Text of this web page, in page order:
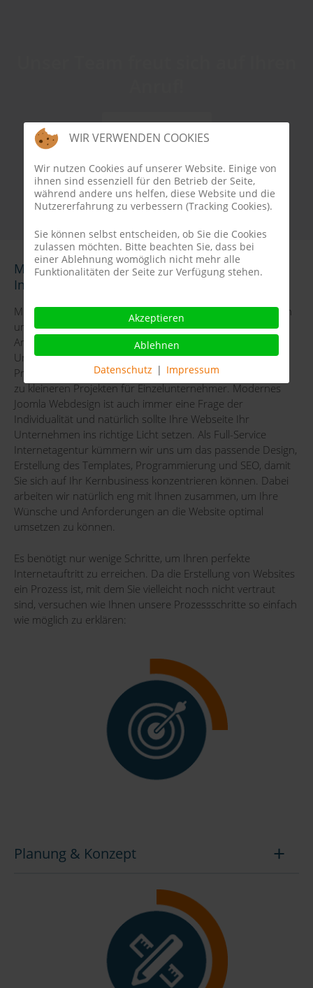
ZUM KONTAKT
Mit Joomla in wenigen Schritten zum perfekten
Internetauftritt
Mit Joomla können wir Ihre Webseite nach Ihren Wünschen
umsetzen, denn das CMS bietet sich für Webseiten aller
Arten und Größen an. Von Firmen- und
Unternehmenswebseiten mit Entwicklungen und
Programmierungen über Schul- und Vereinsseiten, bis hin
zu kleineren Projekten für Einzelunternehmer. Modernes
Joomla Webdesign ist auch immer eine Frage der
Individualität und natürlich sollte Ihre Webseite Ihr
Unternehmen ins richtige Licht setzen. Als Full-Service
Internetagentur kümmern wir uns um das passende Design,
Erstellung des Templates, Programmierung und SEO, damit
Sie sich auf Ihr Kernbusiness konzentrieren können. Dabei
arbeiten wir natürlich eng mit Ihnen zusammen, um Ihre
Wünsche und Anforderungen an die Website optimal
umsetzen zu können.
Es benötigt nur wenige Schritte, um Ihren perfekte
Internetauftritt zu erreichen. Da die Erstellung von Websites
ein Prozess ist, mit dem Sie vielleicht noch nicht vertraut
sind, versuchen wie Ihnen unsere Prozessschritte so einfach
wie möglich zu erklären:
Planung & Konzept
WIR VERWENDEN COOKIES
Wir nutzen Cookies auf unserer Website. Einige von
ihnen sind essenziell für den Betrieb der Seite,
während andere uns helfen, diese Website und die
Nutzererfahrung zu verbessern (Tracking Cookies).
Sie können selbst entscheiden, ob Sie die Cookies
zulassen möchten. Bitte beachten Sie, dass bei
einer Ablehnung womöglich nicht mehr alle
Funktionalitäten der Seite zur Verfügung stehen.
Akzeptieren
Ablehnen
Datenschutz | Impressum